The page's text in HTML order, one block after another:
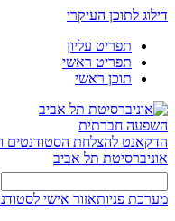
דילוג לתוכן העיקרי
תפריט עליון
תפריט ראשי
תוכן ראשי
השפעה חברתית
הדקאנט להצלחת הסטודנטים
אוניברסיטת תל אביב
מערכת פניותאזור אישי